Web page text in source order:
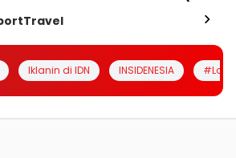
Travel
Iklanin di IDN INSIDENESIA